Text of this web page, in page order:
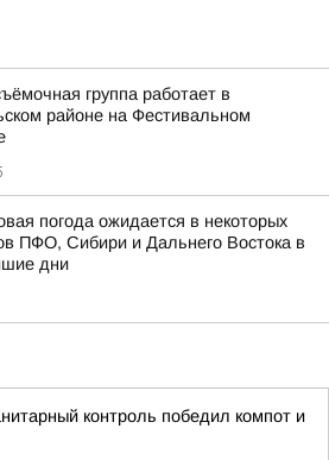
группа работает в
районе на Фестивальном
погода ожидается в некоторых
ПФО, Сибири и Дальнего Востока в
дни
контроль победил компот и